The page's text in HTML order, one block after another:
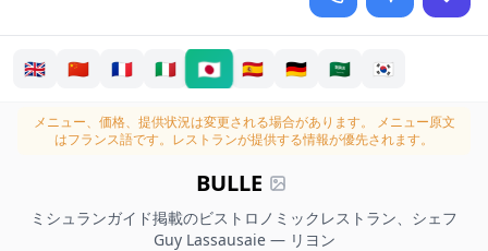
🇬🇧 🇨🇳 🇫🇷 🇮🇹 🇯🇵 🇪🇸 🇩🇪 🇸🇦 🇰🇷
メニュー、価格、提供状況は変更される場合があります。
メニュー原文
はフランス語です。レストランが提供する情報が優先されます。
BULLE
ミシュランガイド掲載のビストロノミックレストラン、シェフ
Guy Lassausaie — リヨン